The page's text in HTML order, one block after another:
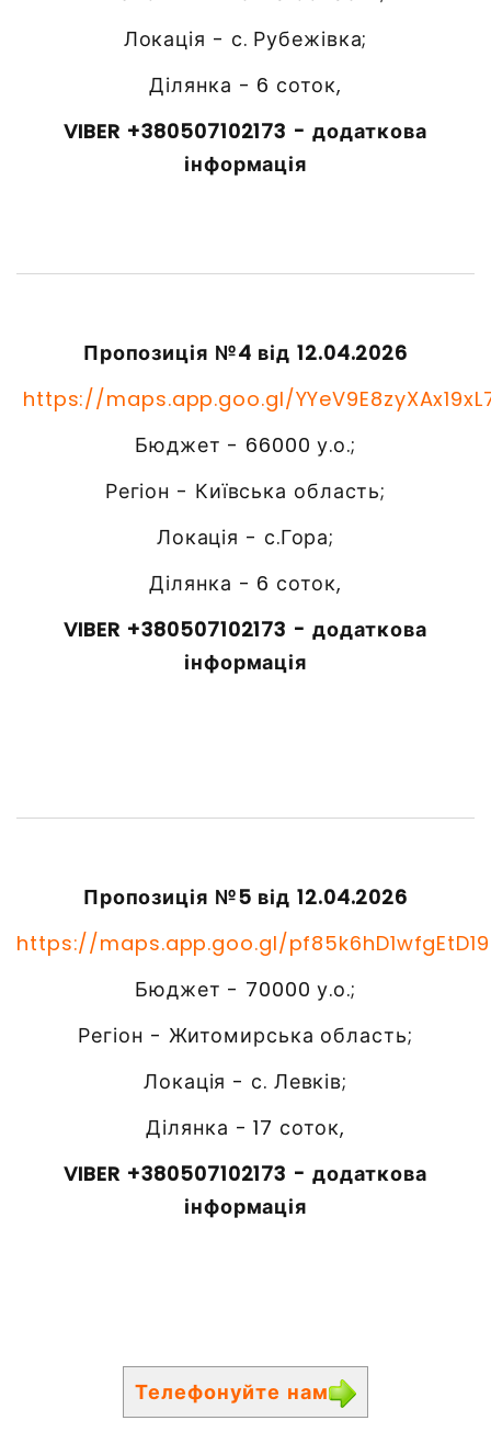
Локація - с. Рубежівка;
Ділянка - 6 соток,
VIBER +380507102173 - додаткова
інформація
Пропозиція №4 від 12.04.2026
https://maps.app.goo.gl/
Бюджет - 66000 у.о.;
Регіон - Київська область;
Локація - с.Гора;
Ділянка - 6 соток,
VIBER +380507102173 - додаткова
інформація
Пропозиція №5 від 12.04.2026
https://maps.app.goo.gl/pf85k6hD1wfgEtD19
Бюджет - 70000 у.о.;
Регіон - Житомирська область;
Локація - с. Левків;
Ділянка - 17 соток,
VIBER +380507102173 - додаткова
інформація
Телефонуйте нам